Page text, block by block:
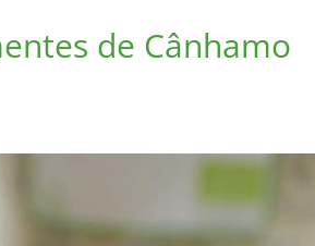
de Cânhamo